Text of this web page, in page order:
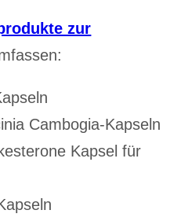
zur
Cambogia-Kapseln
Kapsel für